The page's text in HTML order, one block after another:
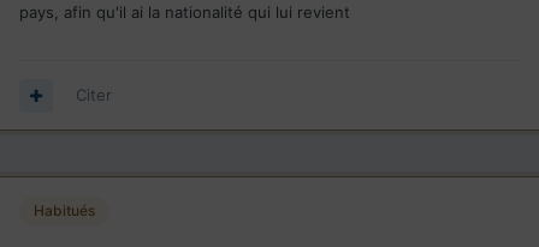
pays, afin qu'il ai la nationalité qui lui revient
Citer
Habitués